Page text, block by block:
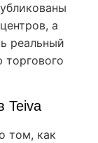
а
реальный
Teiva
том, как